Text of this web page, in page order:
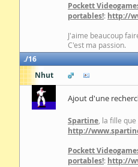
Pockett
portables!: http://
J'aime beaucoup
C'est ma passion.
16
Nhut
Ajout d'une
Spartine, la fille
http://
Pockett
portables!: http://